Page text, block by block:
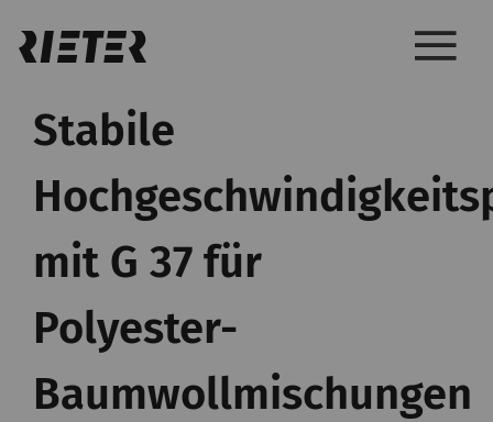
Stabile
mit G 37 für
Polyester-
Baumwollmischungen